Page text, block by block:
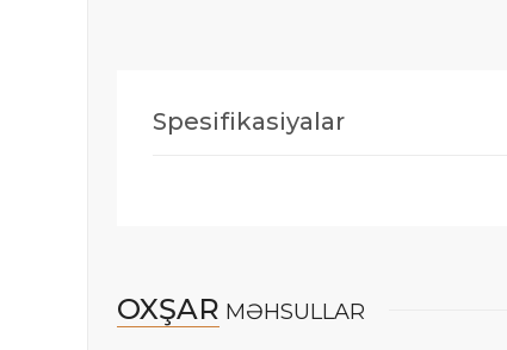
Spesifikasiyalar
OXŞAR MƏHSULLAR